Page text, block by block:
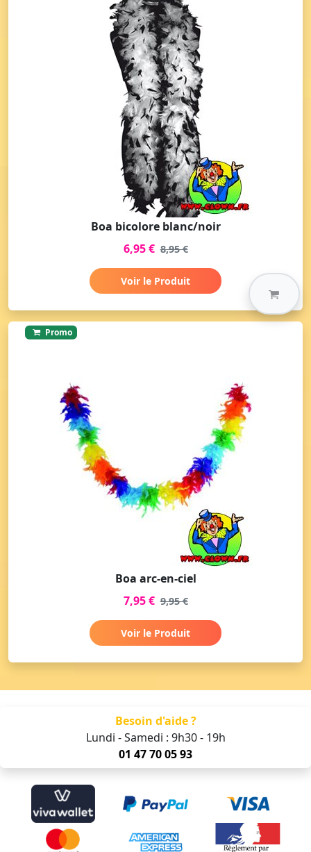
Boa bicolore blanc/noir
6,95 € 8,95 €
Voir le Produit
Promo
Boa arc-en-ciel
7,95 € 9,95 €
Voir le Produit
Besoin d'aide ?
Lundi - Samedi : 9h30 - 19h
01 47 70 05 93